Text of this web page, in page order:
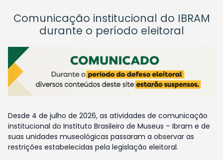
Comunicação institucional do IBRAM
durante o período eleitoral
Desde 4 de julho de 2026, as atividades de comunicação
institucional do Instituto Brasileiro de Museus – Ibram e de
suas unidades museológicas passaram a observar as
restrições estabelecidas pela legislação eleitoral.